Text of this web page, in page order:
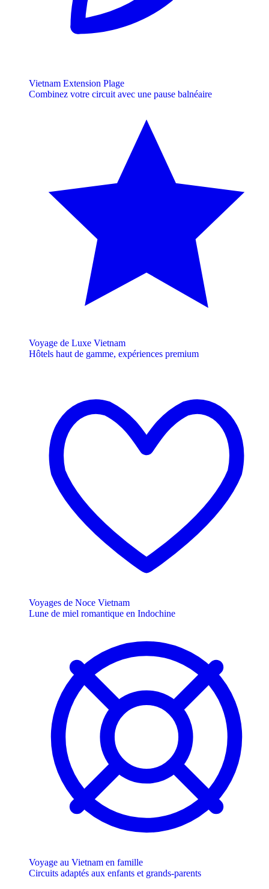
Vietnam Extension Plage
Combinez votre circuit avec une pause balnéaire
Voyage de Luxe Vietnam
Hôtels haut de gamme, expériences premium
Voyages de Noce Vietnam
Lune de miel romantique en Indochine
Voyage au Vietnam en famille
Circuits adaptés aux enfants et grands-parents